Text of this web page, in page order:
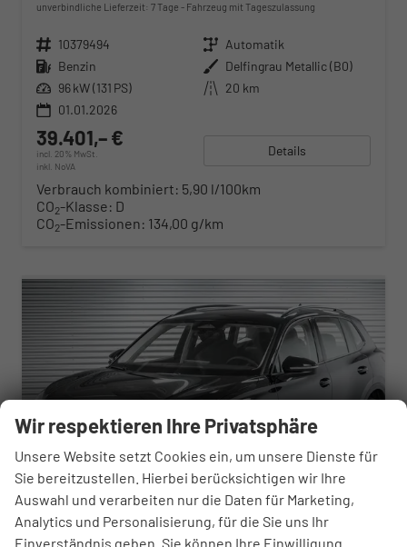
unverbindliche Lieferzeit: 7 Tage Fahrzeug mit Tageszulassung
Fahrzeugnr. 10379494 Getriebe Automatik
Kraftstoff Benzin Außenfarbe Delfingrau Metallic (B0)
Leistung 96 kW (131 PS) Kilometerstand 20 km
01.01.2026
39.401,– €
incl. 20% MwSt.
inkl. NoVA
Details
Verbrauch kombiniert: 5,90 l/100km
CO2-Klasse: D
CO2-Emissionen: 134,00 g/km
Wir respektieren Ihre Privatsphäre
Unsere Website setzt Cookies ein, um unsere Dienste für
Sie bereitzustellen. Hierbei berücksichtigen wir Ihre
Auswahl und verarbeiten nur die Daten für Marketing,
Analytics und Personalisierung, für die Sie uns Ihr
Einverständnis geben. Sie können Ihre Einwilligung